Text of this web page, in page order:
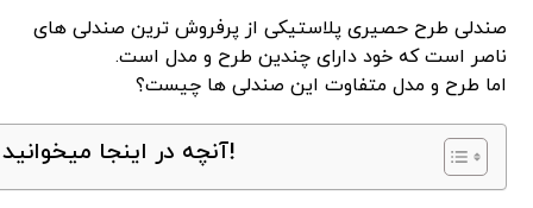
صندلی طرح حصیری پلاستیکی از پرفروش ترین صندلی های
ناصر است که خود دارای چندین طرح و مدل است.
اما طرح و مدل متفاوت این صندلی ها چیست؟
آنچه در اینجا میخوانید!